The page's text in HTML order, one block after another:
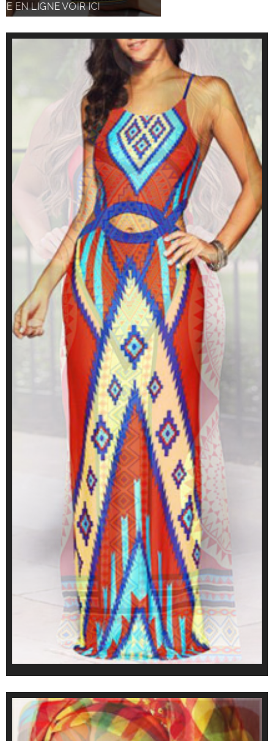
BOUTIQUE EN LIGNE VOIR ICI